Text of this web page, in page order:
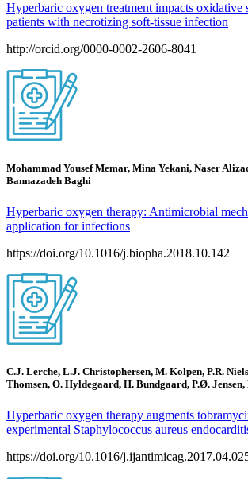
Hyperbaric oxygen treatment impacts oxidative
patients with necrotizing soft-tissue infection
http://orcid.org/0000-0002-2606-8041
Mohammad Yousef Memar, Mina Yekani, Naser
Bannazadeh Baghi
Hyperbaric oxygen therapy: Antimicrobial
application for infections
https://doi.org/10.1016/j.biopha.2018.10.142
C.J. Lerche, L.J. Christophersen, M. Kolpen, P.R.
Thomsen, O. Hyldegaard, H. Bundgaard, P.Ø.
Hyperbaric oxygen therapy augments
experimental Staphylococcus aureus
https://doi.org/10.1016/